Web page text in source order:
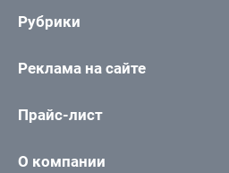
Рубрики
Реклама на сайте
Прайс-лист
О компании